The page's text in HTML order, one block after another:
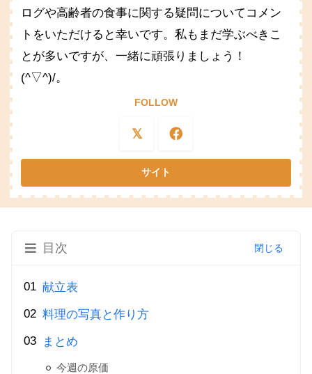
ログや高齢者の食事に関する疑問についてコメン
トをいただけると幸いです。私もまだ学ぶべきこ
とが多いですが、一緒に頑張りましょう！
(^▽^)/。
FOLLOW
目次
献立表
料理の写真と作り方
まとめ
今週の原価